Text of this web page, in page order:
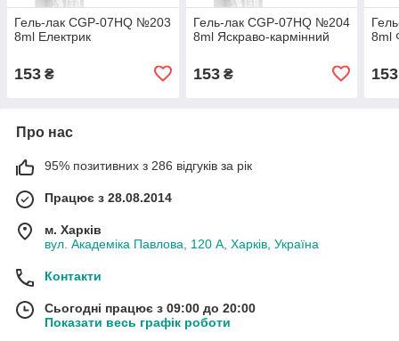
Гель-лак CGP-07HQ №203
8ml Електрик
153 ₴
Гель-лак CGP-07HQ №204
8ml Яскраво-кармінний
153₴
8ml
153
Про нас
95% позитивних з 286 відгуків за рік
Працює з 28.08.2014
м. Харків
вул. Академіка Павлова, 120 А, Харків, Україна
Контакти
Сьогодні працює з 09:00 до 20:00
Показати весь графік роботи